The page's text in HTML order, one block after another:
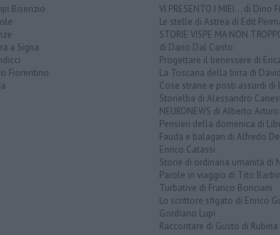
Bisenzio
a Signa
Fiorentino
VI PRESENTO I MIEI... di Dino
Le stelle di Astrea di Edit
STORIE VISPE MA NON
di Dario Dal Canto
Progettare il benessere di
La Toscana della birra di
Cose strane e posti assurdi di
Storielba di Alessandro
NEURONEWS di Alberto
Pensieri della domenica di
Fauda e balagan di Alfredo
Enrico Catassi
Storie di ordinaria umanità di
Parole in viaggio di Tito
Turbative di Franco Bonciani
Lo scrittore sfigato di Enrico
Gordiano Lupi
Raccontare di Gusto di Rubina